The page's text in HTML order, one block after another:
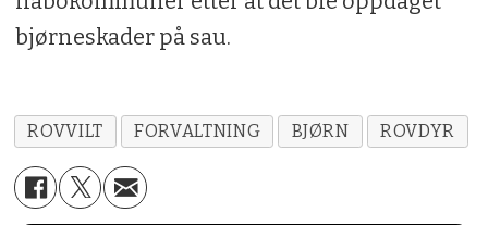
bjørneskader på sau.
ROVVILT FORVALTNING BJØRN ROVDYR